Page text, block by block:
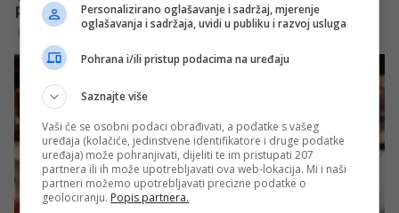
Personalizirano oglašavanje i sadržaj, mjerenje
oglašavanja i sadržaja, uvidi u publiku i razvoj usluga
Pohrana i/ili pristup podacima na uređaju
Saznajte više
Vaši će se osobni podaci obrađivati, a podatke s vašeg
uređaja (kolačiće, jedinstvene identifikatore i druge podatke
uređaja) može pohranjivati, dijeliti te im pristupati 207
partnera ili ih može upotrebljavati ova web-lokacija. Mi i naši
partneri možemo upotrebljavati precizne podatke o
geolociranju. Popis partnera.